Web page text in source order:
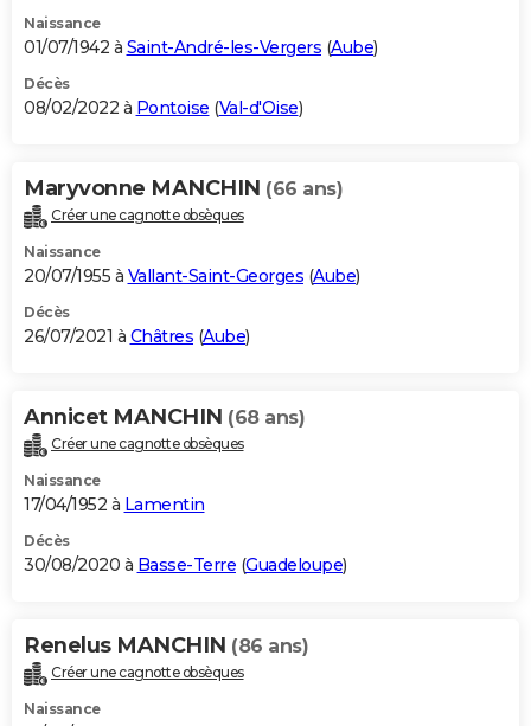
Naissance
01/07/1942 à Saint-André-les-Vergers (Aube)
Décès
08/02/2022 à Pontoise (Val-d'Oise)
Maryvonne MANCHIN (66 ans)
Créer une cagnotte obsèques
Naissance
20/07/1955 à Vallant-Saint-Georges (Aube)
Décès
26/07/2021 à Châtres (Aube)
Annicet MANCHIN (68 ans)
Créer une cagnotte obsèques
Naissance
17/04/1952 à Lamentin
Décès
30/08/2020 à Basse-Terre (Guadeloupe)
Renelus MANCHIN (86 ans)
Créer une cagnotte obsèques
Naissance